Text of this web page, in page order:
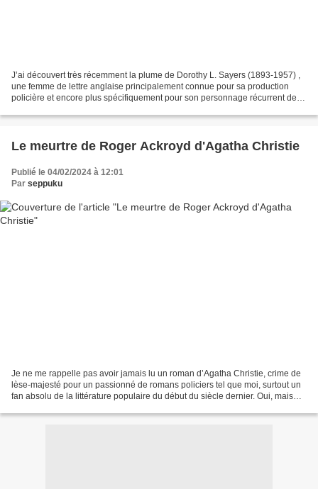
J’ai découvert très récemment la plume de Dorothy L. Sayers (1893-1957) ,
une femme de lettre anglaise principalement connue pour sa production
policière et encore plus spécifiquement pour son personnage récurrent de
Le meurtre de Roger Ackroyd d'Agatha Christie
Publié le 04/02/2024 à 12:01
Par seppuku
Je ne me rappelle pas avoir jamais lu un roman d’Agatha Christie, crime de
lèse-majesté pour un passionné de romans policiers tel que moi, surtout un
fan absolu de la littérature populaire du début du siècle dernier. Oui, mais